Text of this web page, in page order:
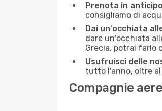
Prenota in
consigliamo di
Dai un'occhiata
dare un'occhiata
Grecia, potrai farlo
Usufruisci delle
tutto l'anno, oltre
Compagnie